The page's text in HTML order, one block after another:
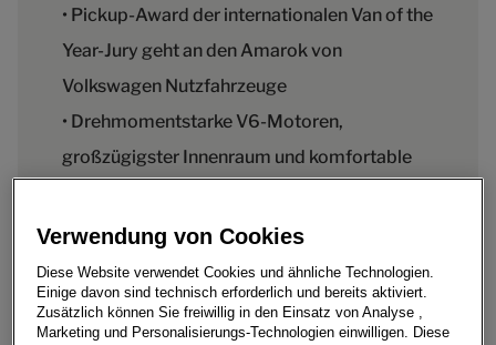
• Pickup-Award der internationalen Van of the
Year-Jury geht an den Amarok von
Volkswagen Nutzfahrzeuge
• Drehmomentstarke V6-Motoren,
großzügigster Innenraum und komfortable
• Herausragend: Die Qualität des Amarok als
Arbeitsgerät
Verwendung von Cookies
Diese Website verwendet Cookies und ähnliche Technologien.
Einige davon sind technisch erforderlich und bereits aktiviert.
Zusätzlich können Sie freiwillig in den Einsatz von Analyse ,
Marketing und Personalisierungs-Technologien einwilligen. Diese